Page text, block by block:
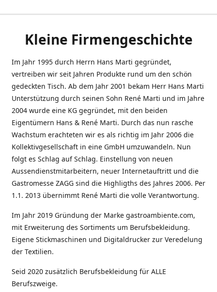
Kleine Firmengeschichte
Im Jahr 1995 durch Herrn Hans Marti gegründet,
vertreiben wir seit Jahren Produkte rund um den schön
gedeckten Tisch. Ab dem Jahr 2001 bekam Herr Hans Marti
Unterstützung durch seinen Sohn René Marti und im Jahre
2004 wurde eine KG gegründet, mit den beiden
Eigentümern Hans & René Marti. Durch das nun rasche
Wachstum erachteten wir es als richtig im Jahr 2006 die
Kollektivgesellschaft in eine GmbH umzuwandeln. Nun
folgt es Schlag auf Schlag. Einstellung von neuen
Aussendienstmitarbeitern, neuer Internetauftritt und die
Gastromesse ZAGG sind die Highligths des Jahres 2006. Per
1.1. 2013 übernimmt René Marti die volle Verantwortung.
Im Jahr 2019 Gründung der Marke gastroambiente.com,
mit Erweiterung des Sortiments um Berufsbekleidung.
Eigene Stickmaschinen und Digitaldrucker zur Veredelung
der Textilien.
Seid 2020 zusätzlich Berufsbekleidung für ALLE
Berufszweige.